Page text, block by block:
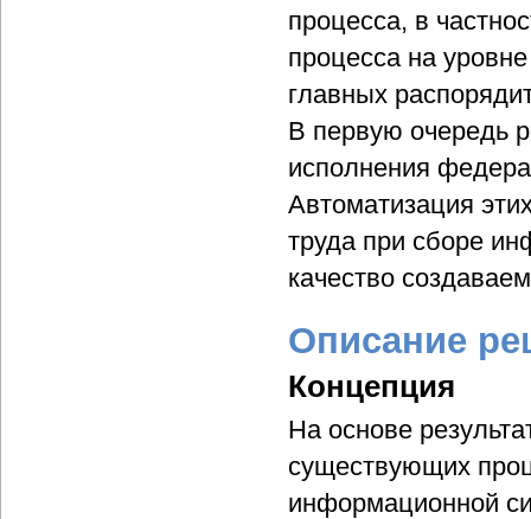
процесса, в
процесса на
главных
В первую очередь
исполнения
Автоматизация
труда при сборе
качество
Описание
Концепция
На основе
существующих
информационной